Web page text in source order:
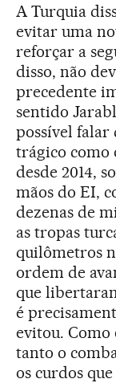
A Turquia
evitar uma
reforçar a
disso, não
precedente
sentido
possível falar
trágico como
desde 2014,
mãos do EI,
dezenas de
as tropas
quilômetros
ordem de
que
é
evitou. Como
tanto o
os curdos